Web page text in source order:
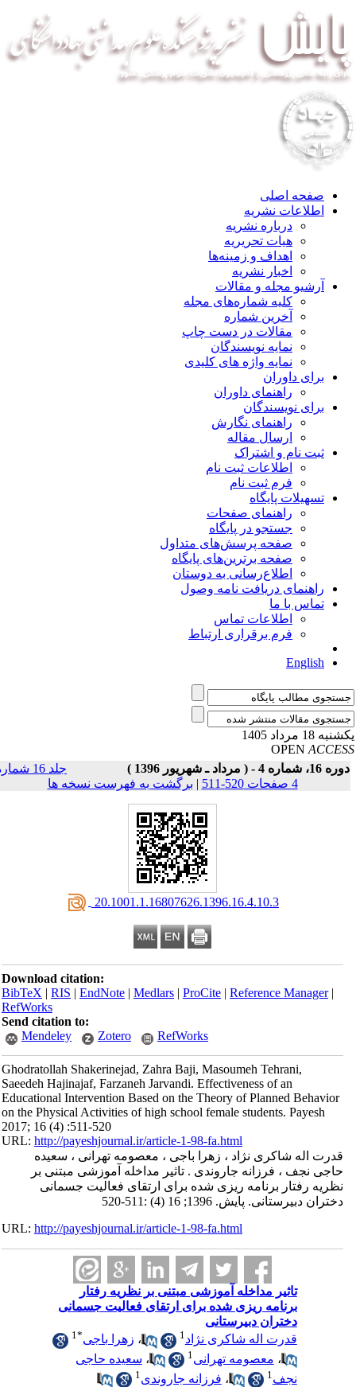
صفحه اصلی
اطلاعات نشریه
درباره نشریه
هیات تحریریه
اهداف و زمینه‌ها
اخبار نشریه
آرشیو مجله و مقالات
کلیه شماره‌های مجله
آخرین شماره
مقالات در دست چاپ
نمایه نویسندگان
نمایه واژه های کلیدی
برای داوران
راهنمای داوران
برای نویسندگان
راهنمای نگارش
ارسال مقاله
ثبت نام و اشتراک
اطلاعات ثبت نام
فرم ثبت نام
تسهیلات پایگاه
راهنمای صفحات
جستجو در پایگاه
صفحه پرسش‌های متداول
صفحه برترین‌های پایگاه
اطلاع‌رسانی به دوستان
راهنمای دریافت نامه وصول
تماس با ما
اطلاعات تماس
فرم برقراری ارتباط
English
18 مرداد 1405
OPEN
شماره 4 - ( مرداد ـ شهریور 1396 )
جلد 16 شماره
| برگشت به فهرست نسخه ها
‎ 20.1001.1.16807626.1396.16.4.10.3
Download citation:
BibTeX|RIS|EndNote|Medlars|ProCite|Reference Manager
RefWorks
Send citation to:
Mendeley
Zotero RefWorks
Ghodratollah Shakerinejad, Zahra Baji, Masoumeh Tehrani,
Saeedeh Hajinajaf, Farzaneh Jarvandi. Effectiveness of an
Educational Intervention Based on the Theory of Planned Behavior
on the Physical Activities of high school female students. Payesh
2017; 16 (4) :511-520
URL:http://payeshjournal.ir/article-1-98-fa.html
قدرت اله شاکری نژاد ، زهرا باجی ، معصومه تهرانی ، سعیده
حاجی نجف ، فرزانه جاروندی . تاثیر مداخله آموزشی مبتنی بر
نظریه رفتار برنامه ریزی شده برای ارتقای فعالیت جسمانی
دختران دبیرستانی. پایش. 1396; 16 (4) :511-520
URL:http://payeshjournal.ir/article-1-98-fa.html
تاثیر مداخله آموزشی مبتنی بر نظریه رفتار
برنامه ریزی شده برای ارتقای فعالیت جسمانی
دختران دبیرستانی
قدرت اله شاکری نژاد 1 ،زهرا باجی 1
،معصومه تهرانی ،سعیده حاجی
نجف
،فرزانه جاروندی